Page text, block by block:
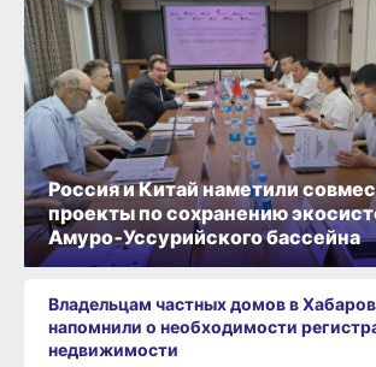
Россия и Китай наметили
проекты по сохранению
Амуро‑Уссурийского бассейна
Владельцам частных домов в
напомнили о необходимости
недвижимости